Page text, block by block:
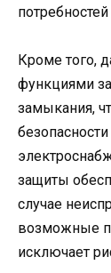
Кроме того,
функциями
замыкания,
защиты
случае
возможные
исключает